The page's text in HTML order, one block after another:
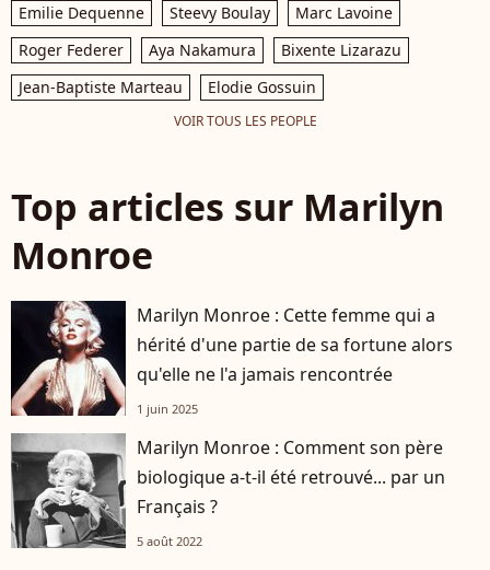
Emilie Dequenne Steevy Boulay
Marc Lavoine
Roger Federer
Aya Nakamura
Bixente Lizarazu
Jean-Baptiste Marteau
Elodie Gossuin
VOIR TOUS LES PEOPLE
Top articles sur Marilyn
Monroe
Marilyn Monroe : Cette femme qui a
hérité d'une partie de sa fortune alors
qu'elle ne l'a jamais rencontrée
1 juin 2025
Marilyn Monroe : Comment son père
biologique a-t-il été retrouvé... par un
Français ?
5 août 2022